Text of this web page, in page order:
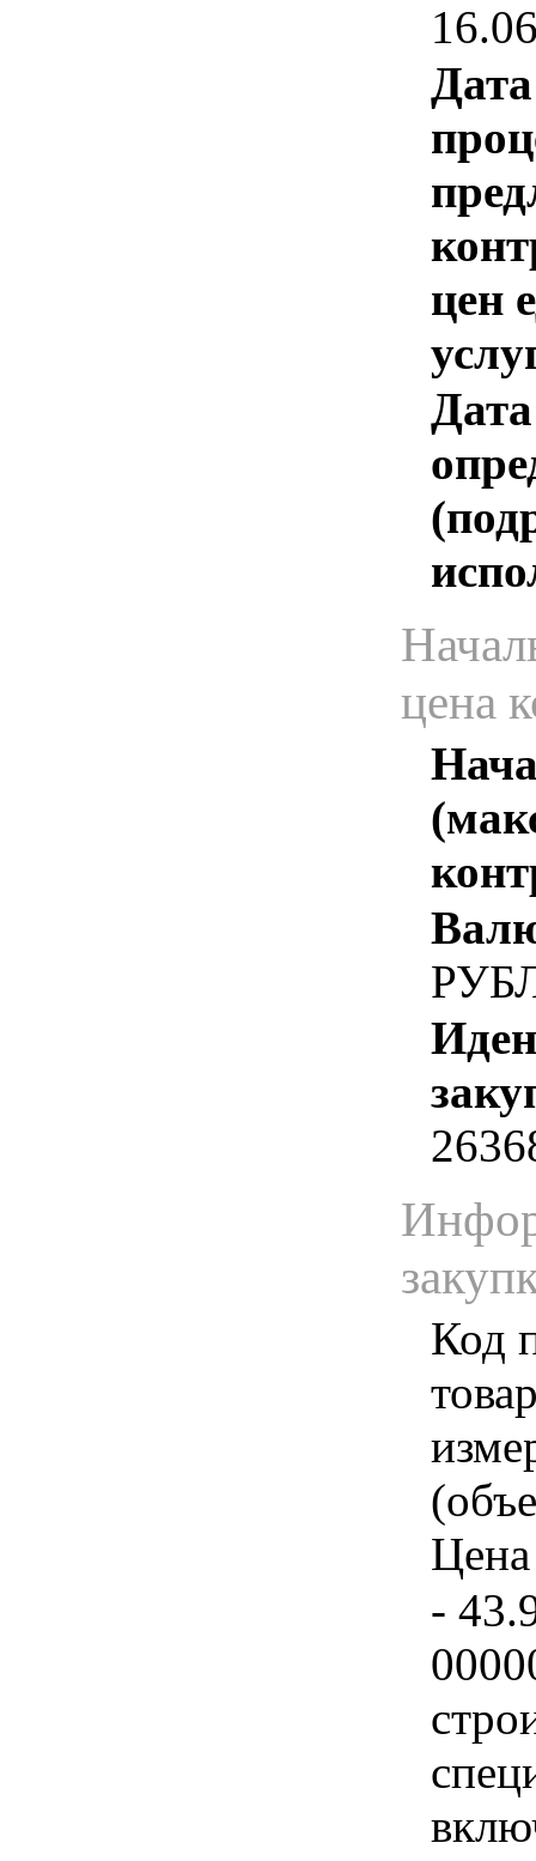
цен
цена
Код
-